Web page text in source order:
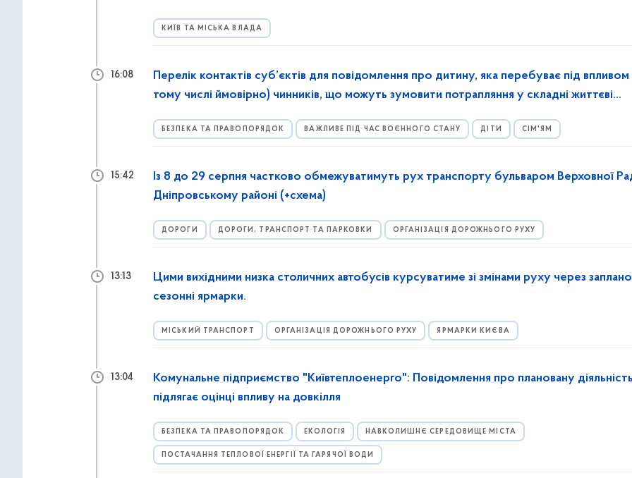
КИЇВ ТА МІСЬКА ВЛАДА
Перелік контактів суб’єктів для повідомлення про дитину, яка перебуває під впливом
тому числі ймовірно) чинників, що можуть зумовити потрапляння у складні життєві
БЕЗПЕКА ТА ПРАВОПОРЯДОК ВАЖЛИВЕ ПІД ЧАС ВОЄННОГО СТАНУ ДІТИ СІМ'ЯМ
16:08
Із 8 до 29 серпня частково обмежуватимуть рух транспорту бульваром Верховної
Дніпровському районі (+схема)
ДОРОГИ ДОРОГИ, ТРАНСПОРТ ТА ПАРКОВКИ ОРГАНІЗАЦІЯ ДОРОЖНЬОГО РУХУ
15:42
Цими вихідними низка столичних автобусів курсуватиме зі змінами руху через
сезонні ярмарки.
МІСЬКИЙ ТРАНСПОРТ ОРГАНІЗАЦІЯ ДОРОЖНЬОГО РУХУ ЯРМАРКИ КИЄВА
13:13
Комунальне підприємство "Київтеплоенерго": Повідомлення про плановану
підлягає оцінці впливу на довкілля
БЕЗПЕКА ТА ПРАВОПОРЯДОК ЕКОЛОГІЯ НАВКОЛИШНЄ СЕРЕДОВИЩЕ МІСТА
ПОСТАЧАННЯ ТЕПЛОВОЇ ЕНЕРГІЇ ТА ГАРЯЧОЇ ВОДИ
13:04